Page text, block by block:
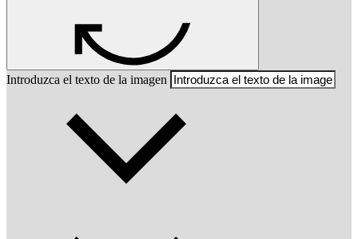
Introduzca el texto de la imagen